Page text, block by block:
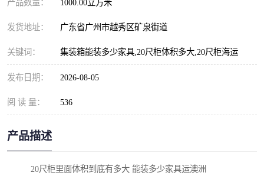
产品数量： 1000.00立方米
发货地址： 广东省广州市越秀区矿泉街道
关键词： 集装箱能装多少家具,20尺柜体积多大,20尺柜海运
发布日期： 2026-08-05
阅 读 量： 536
产品描述
20尺柜里面体积到底有多大 能装多少家具运澳洲